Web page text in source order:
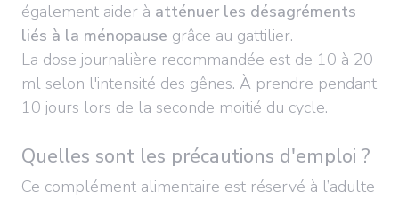
également aider à atténuer les désagréments
liés à la ménopause grâce au gattilier.
La dose journalière recommandée est de 10 à 20
ml selon l'intensité des gênes. À prendre pendant
10 jours lors de la seconde moitié du cycle.
Quelles sont les précautions d'emploi ?
Ce complément alimentaire est réservé à l’adulte